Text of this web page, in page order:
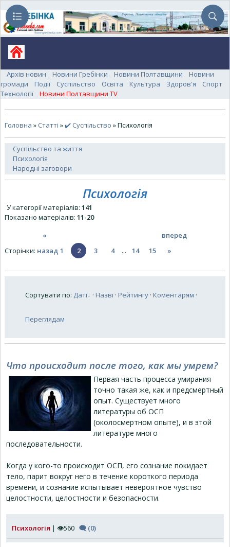
Архів новин Новини Гребінки Новини Полтавщини
Новини
громади
Події Суспільство Освіта Культура Здоров'я
Спорт
Технології
Новини Полтавщини TV
Головна » Статті »✔️ Суспільство » Психологія
Суспільство та життя
Психологія
Народні заговори
Психологія
У категорії матеріалів: 141
Показано матеріалів: 11-20
Сторінки:
«
назад 1 2 3 4 ... 14 15
вперед
»
Сортувати по: Даті · Назві · Рейтингу · Коментарям ·
Переглядам
Что происходит после того, как мы умрем?
Первая часть процесса умирания
точно такая же, как и предсмертный
опыт. Существует много
литературы об ОСП
(околосмертном опыте), и в этой
литературе много
последовательности.
Когда у кого-то происходит ОСП, его сознание покидает
тело, парит вокруг него в течение короткого периода
времени, и сознание испытывает невероятное чувство
целостности, целостности и безопасности.
Психологія | 👁560 🗨 (0)